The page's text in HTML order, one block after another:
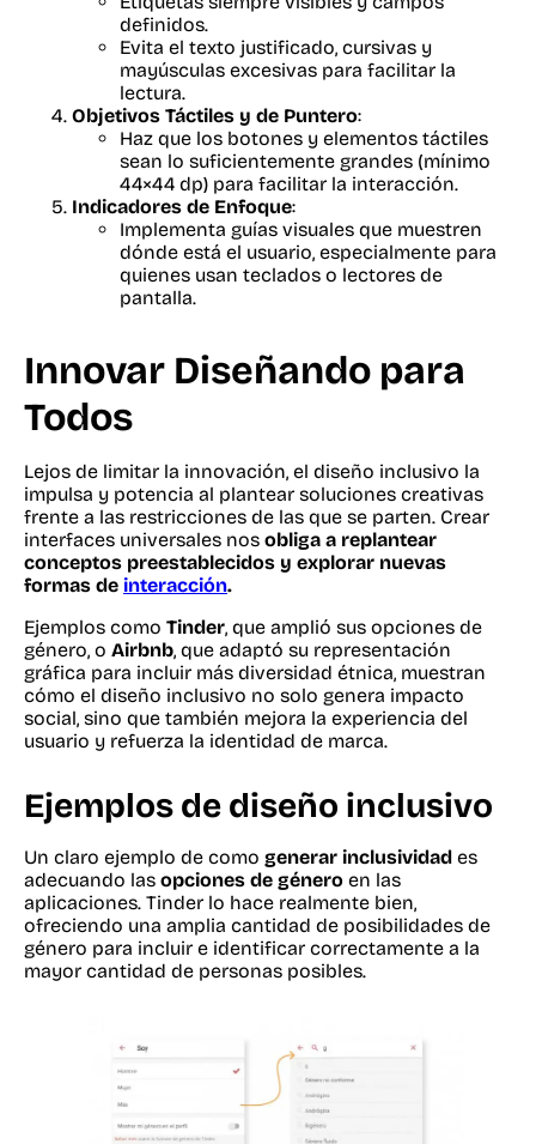
definidos.
Evita el texto justificado, cursivas y
mayúsculas excesivas para facilitar la
lectura.
Objetivos Táctiles y de Puntero:
Haz que los botones y elementos táctiles
sean lo suficientemente grandes (mínimo
44×44 dp) para facilitar la interacción.
Indicadores de Enfoque:
Implementa guías visuales que muestren
dónde está el usuario, especialmente para
quienes usan teclados o lectores de
pantalla.
Innovar Diseñando para
Todos
Lejos de limitar la innovación, el diseño inclusivo la
impulsa y potencia al plantear soluciones creativas
frente a las restricciones de las que se parten. Crear
interfaces universales nos obliga a replantear
conceptos preestablecidos y explorar nuevas
formas de interacción.
Ejemplos como Tinder, que amplió sus opciones de
género, o Airbnb, que adaptó su representación
gráfica para incluir más diversidad étnica, muestran
cómo el diseño inclusivo no solo genera impacto
social, sino que también mejora la experiencia del
usuario y refuerza la identidad de marca.
Ejemplos de diseño inclusivo
Un claro ejemplo de como generar inclusividad es
adecuando las opciones de género en las
aplicaciones. Tinder lo hace realmente bien,
ofreciendo una amplia cantidad de posibilidades de
género para incluir e identificar correctamente a la
mayor cantidad de personas posibles.